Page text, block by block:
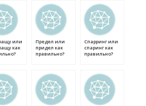
или
как
Предел или
придел как
правильно?
Спарринг или
спаринг как
правильно?